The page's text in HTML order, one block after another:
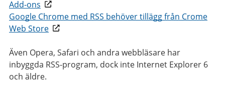
Add-ons
Google Chrome med RSS behöver tillägg från Crome
Web Store
Även Opera, Safari och andra webbläsare har
inbyggda RSS-program, dock inte Internet Explorer 6
och äldre.